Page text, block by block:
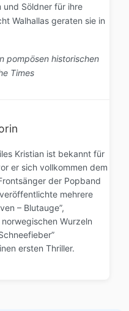
und Söldner für ihre
Walhallas geraten sie in
pompösen historischen
Times
Kristian ist bekannt für
er sich vollkommen dem
der Popband
mehrere
– Blutauge”,
Wurzeln
ersten Thriller.